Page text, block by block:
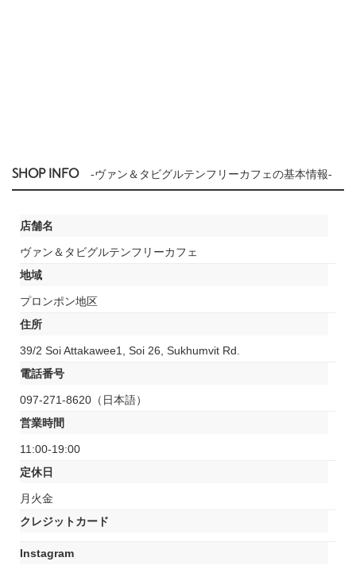
SHOP INFO -ヴァン＆タビグルテンフリーカフェの基本情報-
店舗名
ヴァン＆タビグルテンフリーカフェ
地域
プロンポン地区
住所
39/2 Soi Attakawee1, Soi 26, Sukhumvit Rd.
電話番号
097-271-8620（日本語）
営業時間
11:00-19:00
定休日
月火金
クレジットカード
Instagram